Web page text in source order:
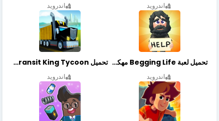
اندرويد اندرويد
تحميل لعبة Begging Life مهكرة أخر إصدار
اندرويد
تحميل Transit King Tycoon مهكرة أخر إصدار
اندرويد